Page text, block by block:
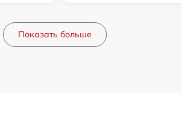
Показать больше